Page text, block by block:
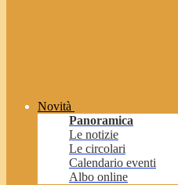
Novità
Panoramica
Le notizie
Le circolari
Calendario eventi
Albo online